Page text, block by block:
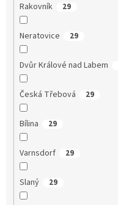
Rakovník 29
Neratovice 29
Dvůr Králové nad Labem
Česká Třebová 29
Bílina 29
Varnsdorf 29
Slaný 29